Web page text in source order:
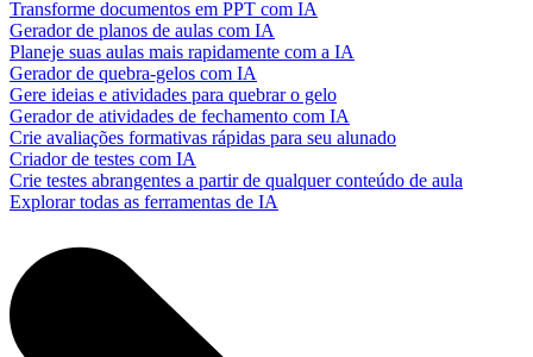
Transforme documentos em PPT com IA
Gerador de planos de aulas com IA
Planeje suas aulas mais rapidamente com a IA
Gerador de quebra-gelos com IA
Gere ideias e atividades para quebrar o gelo
Gerador de atividades de fechamento com IA
Crie avaliações formativas rápidas para seu alunado
Criador de testes com IA
Crie testes abrangentes a partir de qualquer conteúdo de aula
Explorar todas as ferramentas de IA